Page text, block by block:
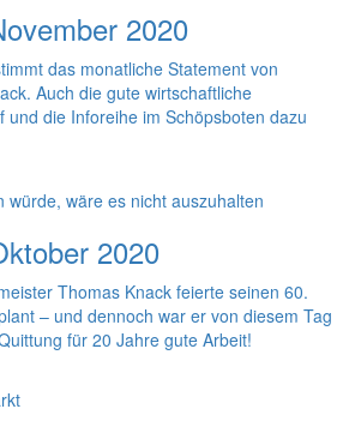
2020
das monatliche Statement von
Auch die gute wirtschaftliche
und die Inforeihe im Schöpsboten dazu
würde, wäre es nicht auszuhalten
2020
Thomas Knack feierte seinen 60.
– und dennoch war er von diesem Tag
für 20 Jahre gute Arbeit!